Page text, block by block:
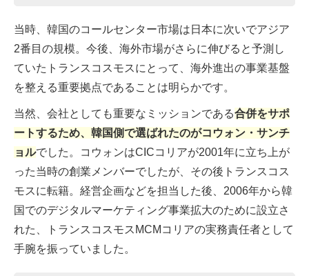
当時、韓国のコールセンター市場は日本に次いでアジア
2番目の規模。今後、海外市場がさらに伸びると予測し
ていたトランスコスモスにとって、海外進出の事業基盤
を整える重要拠点であることは明らかです。
当然、会社としても重要なミッションである合併をサポ
ートするため、韓国側で選ばれたのがコウォン・サンチ
ョルでした。コウォンはCICコリアが2001年に立ち上が
った当時の創業メンバーでしたが、その後トランスコス
モスに転籍。経営企画などを担当した後、2006年から韓
国でのデジタルマーケティング事業拡大のために設立さ
れた、トランスコスモスMCMコリアの実務責任者として
手腕を振っていました。